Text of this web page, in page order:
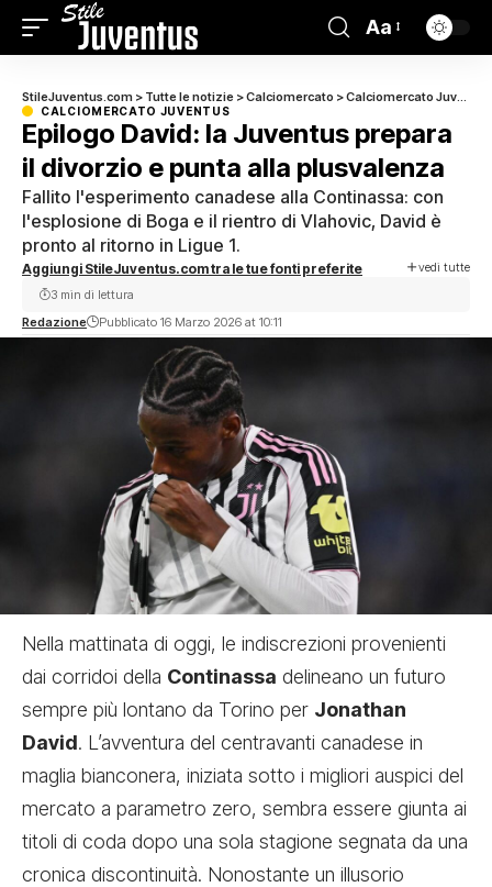
Aa
StileJuventus.com > Tutte le notizie >Calciomercato >Calciomercato Juventus
CALCIOMERCATO JUVENTUS
Epilogo David: la Juventus prepara
il divorzio e punta alla plusvalenza
Fallito l'esperimento canadese alla Continassa: con
l'esplosione di Boga e il rientro di Vlahovic, David è
pronto al ritorno in Ligue 1.
Aggiungi StileJuventus.com tra le tue fonti preferite vedi tutte
Redazione Pubblicato 16 Marzo 2026 at 10:11
3 min di lettura
Nella mattinata di oggi, le indiscrezioni provenienti
dai corridoi della Continassa delineano un futuro
sempre più lontano da Torino per Jonathan
David. L’avventura del centravanti canadese in
maglia bianconera, iniziata sotto i migliori auspici del
mercato a parametro zero, sembra essere giunta ai
titoli di coda dopo una sola stagione segnata da una
cronica discontinuità. Nonostante un illusorio